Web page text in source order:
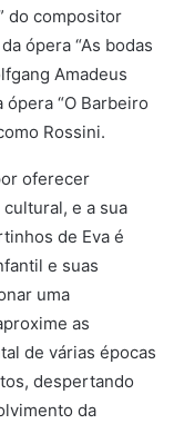
do compositor
ópera “As bodas
Amadeus
ópera “O Barbeiro
Rossini.
oferecer
e a sua
de Eva é
e suas
uma
as
de várias épocas
despertando
da